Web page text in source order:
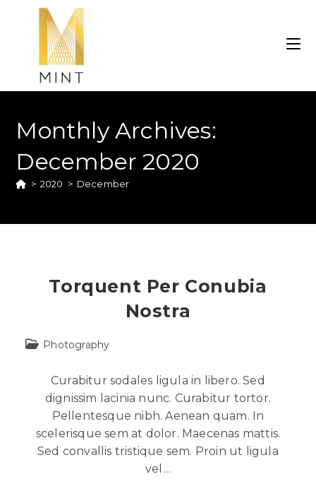
Monthly Archives:
December 2020
> 2020 > December
Torquent Per Conubia
Nostra
Photography
Curabitur sodales ligula in libero. Sed
dignissim lacinia nunc. Curabitur tortor.
Pellentesque nibh. Aenean quam. In
scelerisque sem at dolor. Maecenas mattis.
Sed convallis tristique sem. Proin ut ligula
vel…